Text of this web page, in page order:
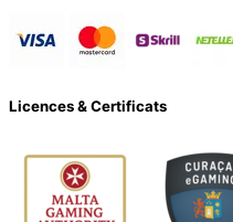
Licences & Certificats